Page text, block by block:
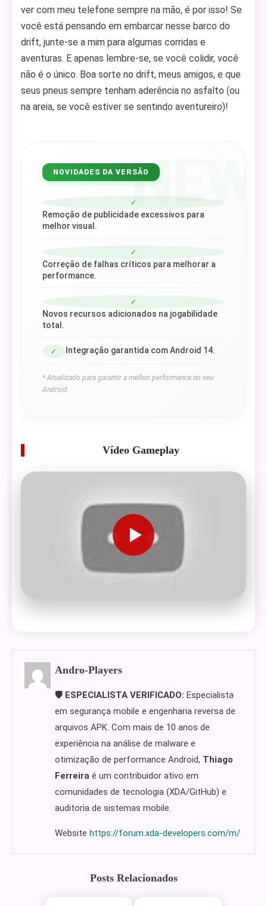
ver com meu telefone sempre na mão, é por isso! Se
você está pensando em embarcar nesse barco do
drift, junte-se a mim para algumas corridas e
aventuras. E apenas lembre-se, se você colidir, você
não é o único. Boa sorte no drift, meus amigos, e que
seus pneus sempre tenham aderência no asfalto (ou
na areia, se você estiver se sentindo aventureiro)!
NEW
NOVIDADES DA VERSÃO
✓
Remoção de publicidade excessivos para
melhor visual.
✓
Correção de falhas críticos para melhorar a
performance.
✓
Novos recursos adicionados na jogabilidade
total.
✓ Integração garantida com Android 14.
* Atualizado para garantir a melhor performance no seu
Android.
Vídeo Gameplay
Andro-Players
🛡️ ESPECIALISTA VERIFICADO: Especialista
em segurança mobile e engenharia reversa de
arquivos APK. Com mais de 10 anos de
experiência na análise de malware e
otimização de performance Android, Thiago
Ferreira é um contribuidor ativo em
comunidades de tecnologia (XDA/GitHub) e
auditoria de sistemas mobile.
Website https://forum.xda-developers.com/m/
Posts Relacionados